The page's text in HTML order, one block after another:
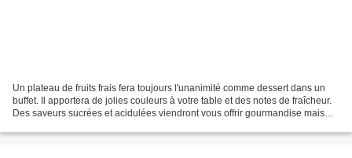
Un plateau de fruits frais fera toujours l'unanimité comme dessert dans un
buffet. Il apportera de jolies couleurs à votre table et des notes de fraîcheur.
Des saveurs sucrées et acidulées viendront vous offrir gourmandise mais